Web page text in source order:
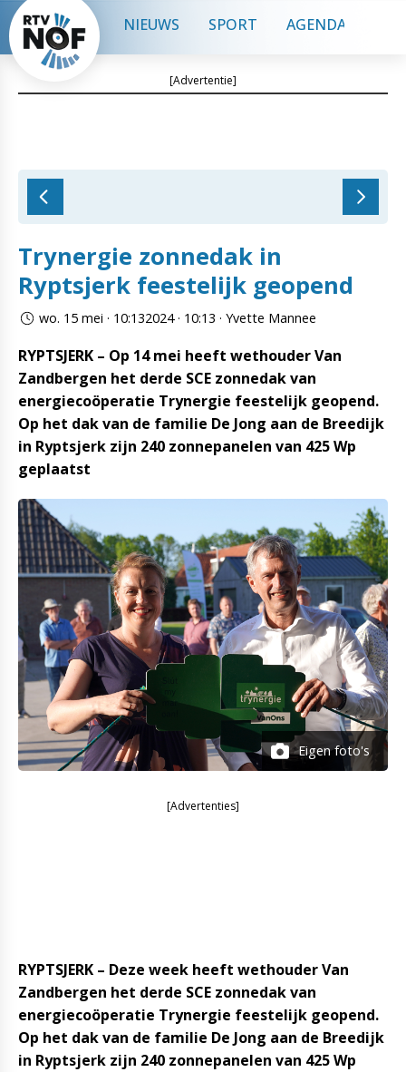
NIEUWS SPORT AGENDA
[Advertentie]
Trynergie zonnedak in
Ryptsjerk feestelijk geopend
wo. 15 mei · 10:132024 · 10:13 · Yvette Mannee
RYPTSJERK – Op 14 mei heeft wethouder Van
Zandbergen het derde SCE zonnedak van
energiecoöperatie Trynergie feestelijk geopend.
Op het dak van de familie De Jong aan de Breedijk
in Ryptsjerk zijn 240 zonnepanelen van 425 Wp
geplaatst
Eigen foto's
[Advertenties]
RYPTSJERK – Deze week heeft wethouder Van
Zandbergen het derde SCE zonnedak van
energiecoöperatie Trynergie feestelijk geopend.
Op het dak van de familie De Jong aan de Breedijk
in Ryptsjerk zijn 240 zonnepanelen van 425 Wp